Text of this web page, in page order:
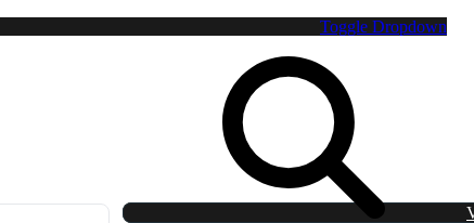
Toggle Dropdown